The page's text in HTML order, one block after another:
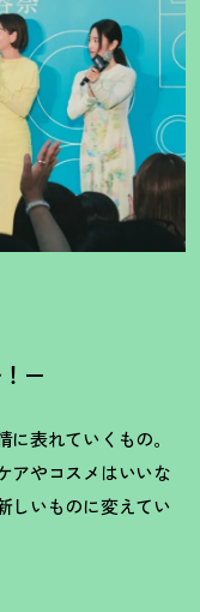
！ ー
表れていくもの。
アやコスメはいいな
しいものに変えてい